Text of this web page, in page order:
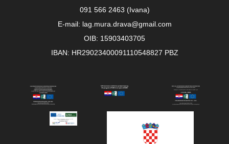
091 566 2463 (Ivana)
E-mail: lag.mura.drava@gmail.com
OIB: 15903403705
IBAN: HR29023400091110548827 PBZ